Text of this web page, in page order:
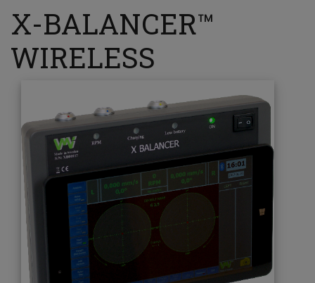
X-BALANCER™
WIRELESS